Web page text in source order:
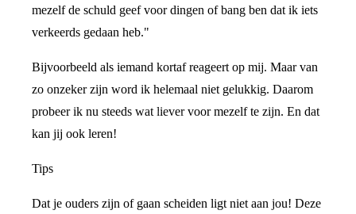
mezelf de schuld geef voor dingen of bang ben dat ik iets
verkeerds gedaan heb."
Bijvoorbeeld als iemand kortaf reageert op mij. Maar van
zo onzeker zijn word ik helemaal niet gelukkig. Daarom
probeer ik nu steeds wat liever voor mezelf te zijn. En dat
kan jij ook leren!
Tips
Dat je ouders zijn of gaan scheiden ligt niet aan jou! Deze